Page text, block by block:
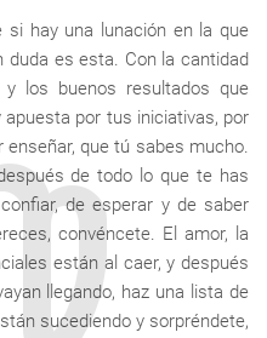
si hay una lunación en la que
es esta. Con la cantidad
los buenos resultados que
por tus iniciativas, por
que tú sabes mucho.
de todo lo que te has
de esperar y de saber
convéncete. El amor, la
están al caer, y después
llegando, haz una lista de
sucediendo y sorpréndete,